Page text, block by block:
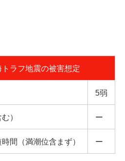
ラフ地震の被害想定
5弱
） ー
間（満潮位含まず） ー